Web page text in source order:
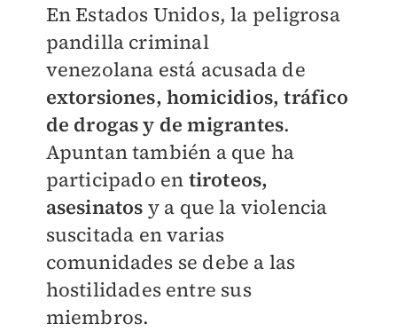
En Estados Unidos, la peligrosa
pandilla criminal
venezolana está acusada de
extorsiones, homicidios, tráfico
de drogas y de migrantes.
Apuntan también a que ha
participado en tiroteos,
asesinatos y a que la violencia
suscitada en varias
comunidades se debe a las
hostilidades entre sus
miembros.